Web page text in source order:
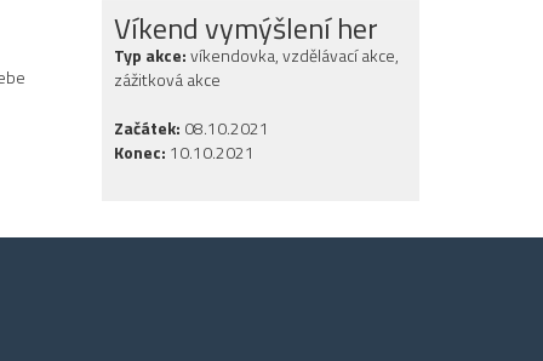
Víkend vymýšlení her
Typ akce:víkendovka, vzdělávací akce,
zážitková akce
Začátek: 08.10.2021
Konec: 10.10.2021